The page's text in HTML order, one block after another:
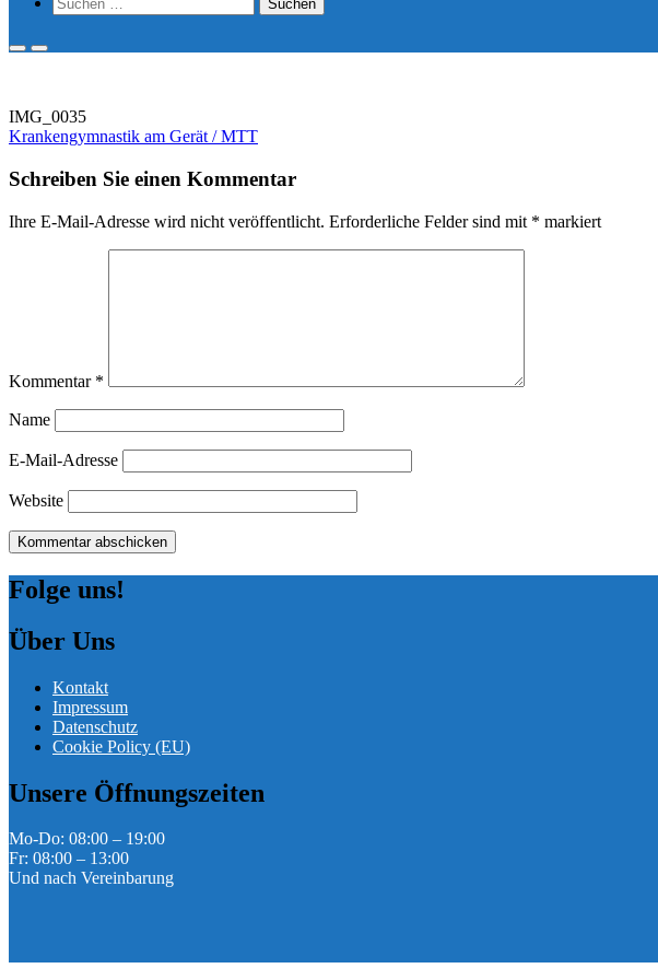
Search
nach:
Primary
Primary
IMG_0035
Beitragsnavigation
Krankengymnastik am Gerät / MTT
Schreiben Sie einen Kommentar
Ihre E-Mail-Adresse wird nicht veröffentlicht. Erforderliche Felder sind mit * markiert
Kommentar *
Name
E-Mail-Adresse
Website
Folge uns!
Über Uns
Kontakt
Impressum
Datenschutz
Cookie Policy (EU)
Unsere Öffnungszeiten
Mo-Do: 08:00 – 19:00
Fr: 08:00 – 13:00
Und nach Vereinbarung